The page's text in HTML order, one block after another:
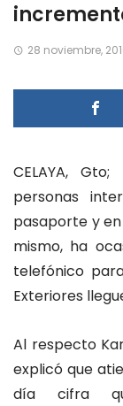
28 noviembre,
CELAYA,
personas
pasaporte y
mismo, ha
telefónico
Exteriores
Al respecto
explicó que
día cifra